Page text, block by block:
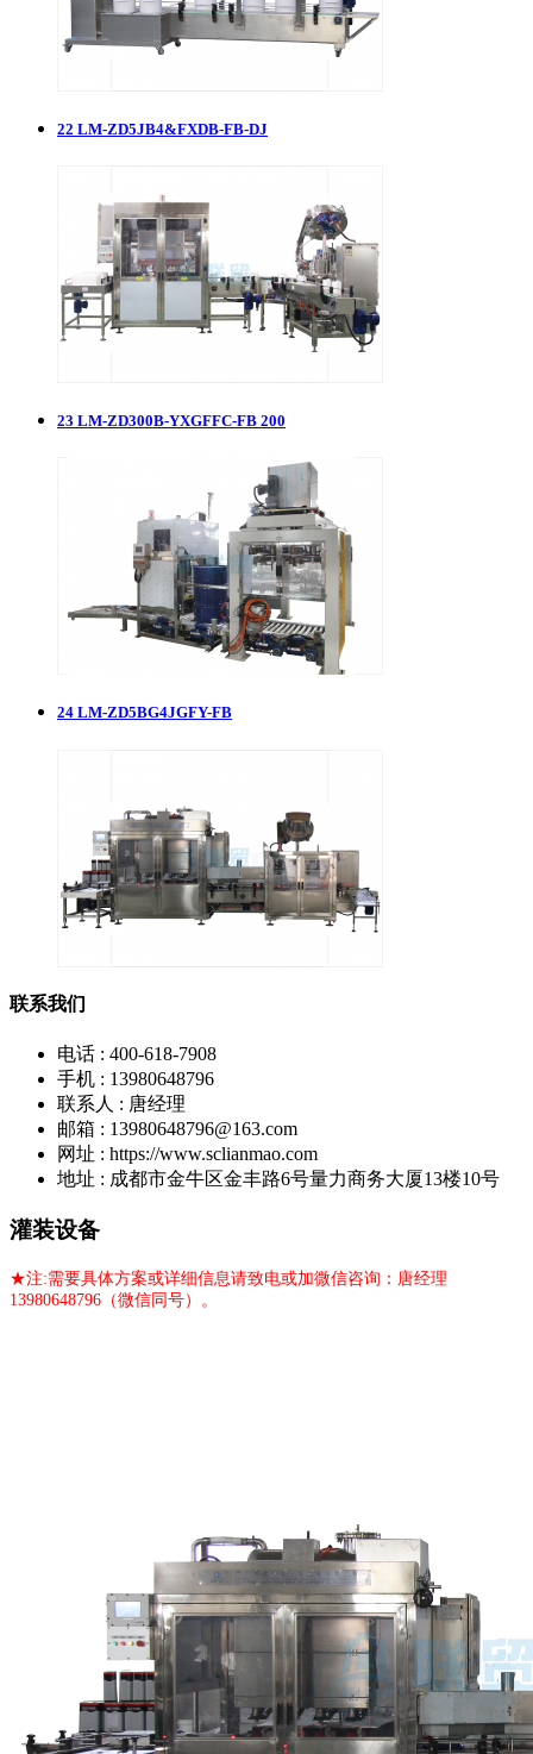
22 LM-ZD5JB4&FXDB-FB-DJ
23 LM-ZD300B-YXGFFC-FB 200
24 LM-ZD5BG4JGFY-FB
联系我们
电话 : 400-618-7908
手机 : 13980648796
联系人 : 唐经理
邮箱 : 13980648796@163.com
网址 : https://www.sclianmao.com
地址 : 成都市金牛区金丰路6号量力商务大厦13楼10号
灌装设备
★注:需要具体方案或详细信息请致电或加微信咨询：唐经理
13980648796（微信同号）。